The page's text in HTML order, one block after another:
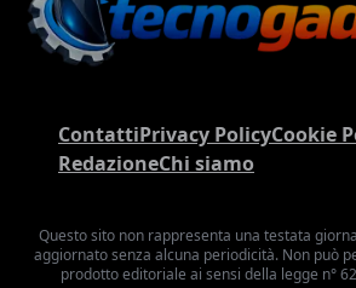
ContattiPrivacy PolicyCookie
RedazioneChi siamo
Questo sito non rappresenta una testata
aggiornato senza alcuna periodicità. Non può
prodotto editoriale ai sensi della legge n°